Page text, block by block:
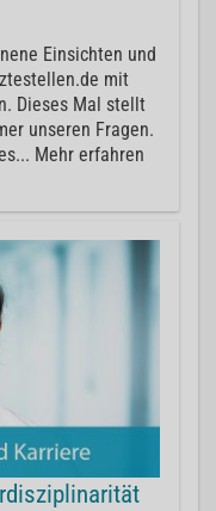
Einsichten und
mit
Dieses Mal stellt
unseren Fragen.
Mehr erfahren